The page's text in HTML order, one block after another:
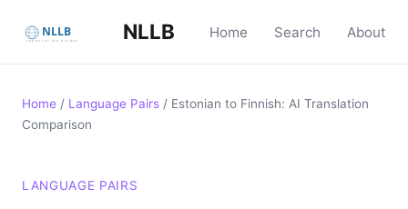
NLLB Home Search About
Home / Language Pairs / Estonian to Finnish: AI Translation
Comparison
LANGUAGE PAIRS